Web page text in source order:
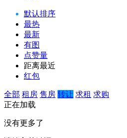
默认排序
最热
最新
有图
点赞量
距离最近
红包
全部 租房 售房 转让 求租 求购
正在加载
没有更多了